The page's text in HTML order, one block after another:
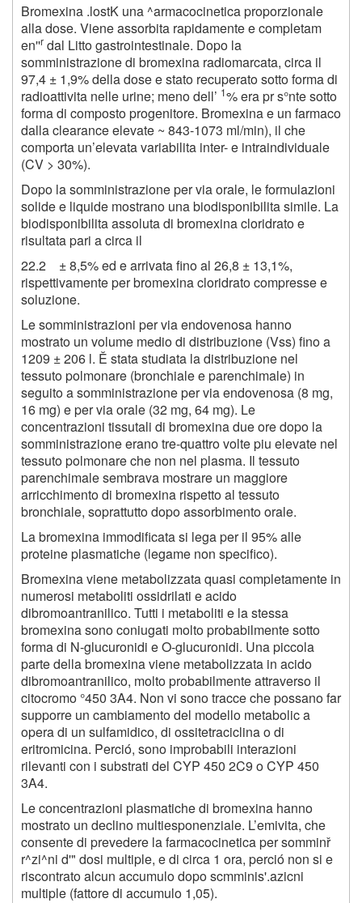
Bromexina .lostK una ^armacocinetica proporzionale
alla dose. Viene assorbita rapidamente e completam
en''r dal Litto gastrointestinale. Dopo la
somministrazione di bromexina radiomarcata, circa il
97,4 ± 1,9% della dose e stato recuperato sotto forma di
radioattivita nelle urine; meno dell’ 1% era pr s°nte sotto
forma di composto progenitore. Bromexina e un farmaco
dalla clearance elevate ~ 843-1073 ml/min), il che
comporta un’elevata variabilita inter- e intraindividuale
(CV > 30%).
Dopo la somministrazione per via orale, le formulazioni
solide e liquide mostrano una biodisponibilita simile. La
biodisponibilita assoluta di bromexina cloridrato e
risultata pari a circa il
22.2 ± 8,5% ed e arrivata fino al 26,8 ± 13,1%,
rispettivamente per bromexina cloridrato compresse e
soluzione.
Le somministrazioni per via endovenosa hanno
mostrato un volume medio di distribuzione (Vss) fino a
1209 ± 206 l. Ě stata studiata la distribuzione nel
tessuto polmonare (bronchiale e parenchimale) in
seguito a somministrazione per via endovenosa (8 mg,
16 mg) e per via orale (32 mg, 64 mg). Le
concentrazioni tissutali di bromexina due ore dopo la
somministrazione erano tre-quattro volte piu elevate nel
tessuto polmonare che non nel plasma. Il tessuto
parenchimale sembrava mostrare un maggiore
arricchimento di bromexina rispetto al tessuto
bronchiale, soprattutto dopo assorbimento orale.
La bromexina immodificata si lega per il 95% alle
proteine plasmatiche (legame non specifico).
Bromexina viene metabolizzata quasi completamente in
numerosi metaboliti ossidrilati e acido
dibromoantranilico. Tutti i metaboliti e la stessa
bromexina sono coniugati molto probabilmente sotto
forma di N-glucuronidi e O-glucuronidi. Una piccola
parte della bromexina viene metabolizzata in acido
dibromoantranilico, molto probabilmente attraverso il
citocromo °450 3A4. Non vi sono tracce che possano far
supporre un cambiamento del modello metabolic a
opera di un sulfamidico, di ossitetraciclina o di
eritromicina. Perció, sono improbabili interazioni
rilevanti con i substrati del CYP 450 2C9 o CYP 450
3A4.
Le concentrazioni plasmatiche di bromexina hanno
mostrato un declino multiesponenziale. L’emivita, che
consente di prevedere la farmacocinetica per somminř
r^zi^ni d'" dosi multiple, e di circa 1 ora, perció non si e
riscontrato alcun accumulo dopo scmminis'.azicni
multiple (fattore di accumulo 1,05).